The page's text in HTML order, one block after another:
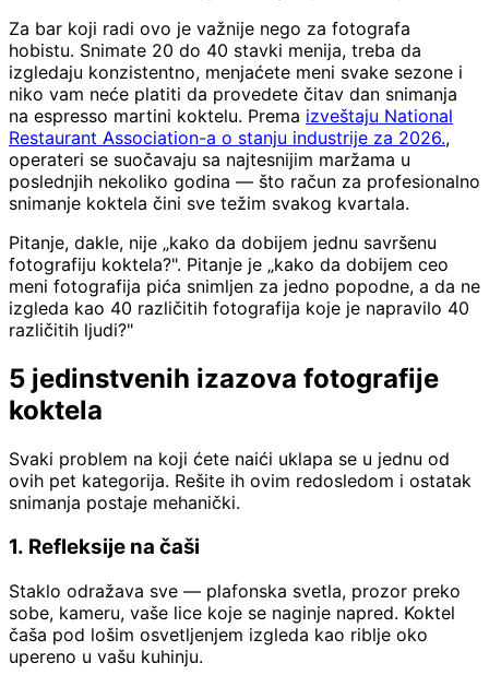
Za bar koji radi ovo je važnije nego za fotografa
hobistu. Snimate 20 do 40 stavki menija, treba da
izgledaju konzistentno, menjaćete meni svake sezone i
niko vam neće platiti da provedete čitav dan snimanja
na espresso martini koktelu. Prema izveštaju National
Restaurant Association-a o stanju industrije za 2026.,
operateri se suočavaju sa najtesnijim maržama u
poslednjih nekoliko godina — što račun za profesionalno
snimanje koktela čini sve težim svakog kvartala.
Pitanje, dakle, nije „kako da dobijem jednu savršenu
fotografiju koktela?". Pitanje je „kako da dobijem ceo
meni fotografija pića snimljen za jedno popodne, a da ne
izgleda kao 40 različitih fotografija koje je napravilo 40
različitih ljudi?"
5 jedinstvenih izazova fotografije
koktela
Svaki problem na koji ćete naići uklapa se u jednu od
ovih pet kategorija. Rešite ih ovim redosledom i ostatak
snimanja postaje mehanički.
1. Refleksije na čaši
Staklo odražava sve — plafonska svetla, prozor preko
sobe, kameru, vaše lice koje se naginje napred. Koktel
čaša pod lošim osvetljenjem izgleda kao riblje oko
upereno u vašu kuhinju.